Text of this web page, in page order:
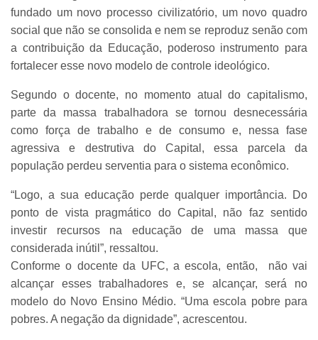
fundado um novo processo civilizatório, um novo quadro
social que não se consolida e nem se reproduz senão com
a contribuição da Educação, poderoso instrumento para
fortalecer esse novo modelo de controle ideológico.
Segundo o docente, no momento atual do capitalismo,
parte da massa trabalhadora se tornou desnecessária
como força de trabalho e de consumo e, nessa fase
agressiva e destrutiva do Capital, essa parcela da
população perdeu serventia para o sistema econômico.
“Logo, a sua educação perde qualquer importância. Do
ponto de vista pragmático do Capital, não faz sentido
investir recursos na educação de uma massa que
considerada inútil”, ressaltou.
Conforme o docente da UFC, a escola, então, não vai
alcançar esses trabalhadores e, se alcançar, será no
modelo do Novo Ensino Médio. “Uma escola pobre para
pobres. A negação da dignidade”, acrescentou.